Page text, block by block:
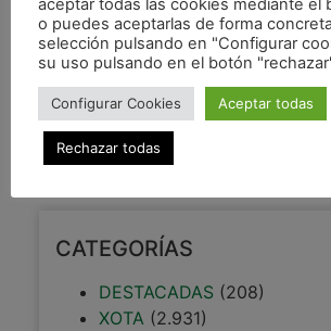
intenso partido amistoso de
Polideportivo Municipal de Noain con
afluencia de espectadores en las
LEER MÁS »
16 septiembre, 2016
CATEGORÍAS
DESTACADAS (208)
XOTA (2.931)
aceptar todas las cookies mediante el
o puedes aceptarlas de forma
selección pulsando en "Configurar
su uso pulsando en el botón
Configurar Cookies Aceptar todas
Rechazar todas